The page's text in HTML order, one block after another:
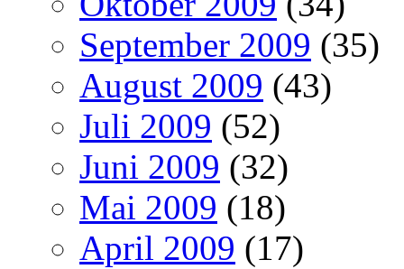
September 2009 (35)
August 2009 (43)
Juli 2009 (52)
Juni 2009 (32)
Mai 2009 (18)
April 2009 (17)